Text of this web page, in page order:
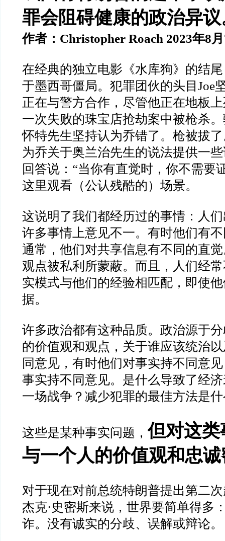
罪会阻碍健康的政治异议
作者： Christopher Roach 2023年8月
在经典的独立电影《水库狗》的结
于墨西哥僵局。犯罪团伙的头目 Joe
正在与警方合作，尽管他正在地板
一次失败的珠宝店抢劫案中被枪杀
怀特先生坚持认为乔错了。枪被拔
为乔关于奥兰治先生的说法提供一
回答说： “当你有直觉时，你不需要
这里观看（公认残酷的）场景。
这说明了我们都经历过的事情：人
许多事情上意见不一。有时他们有
通常，他们对共享信息有不同的直
观点被私利所蒙蔽。而且，人们经
实模式与他们的经验相匹配，即使
据。
许多政治都有这种品质。政治源于
的价值观和观点，关于谁应该统治
同意见，有时他们对事实持不同意
事实持不同意见。是什么导致了经
一场战争？减少犯罪的最佳方法是
这些是某种事实问题，但对这
与一个人的价值观和忠
对于现在对前总统特朗普提出第二
杰克·史密斯来说，世界要简单得多
诈。没有诚实的分歧、误解或辩论。